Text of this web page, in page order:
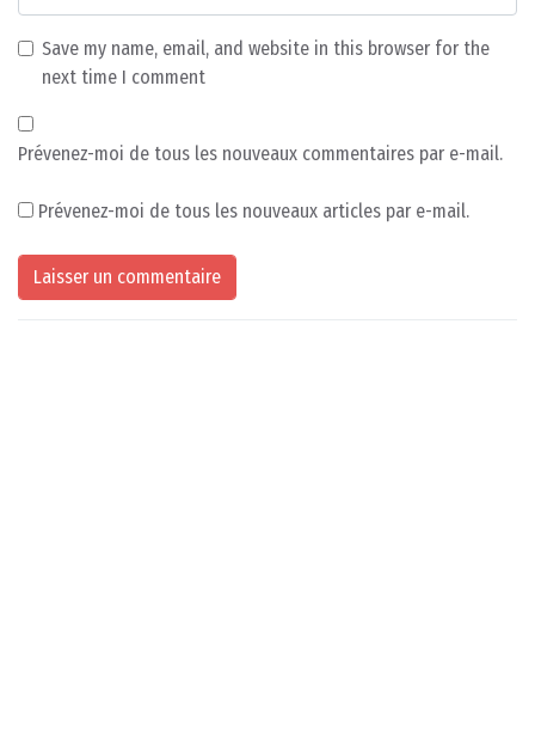
Save my name, email, and website in this browser for the
next time I comment
Prévenez-moi de tous les nouveaux commentaires par e-mail.
Prévenez-moi de tous les nouveaux articles par e-mail.